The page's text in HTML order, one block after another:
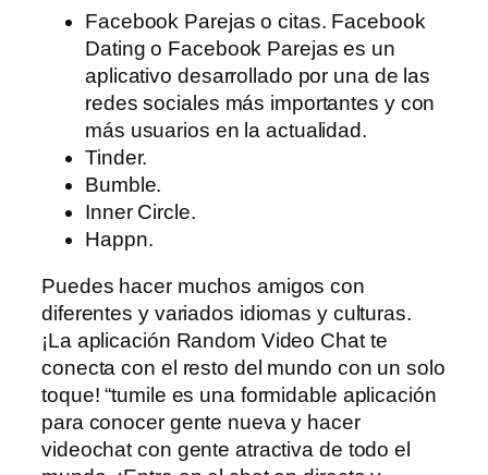
Facebook Parejas o citas. Facebook
Dating o Facebook Parejas es un
aplicativo desarrollado por una de las
redes sociales más importantes y con
más usuarios en la actualidad.
Tinder.
Bumble.
Inner Circle.
Happn.
Puedes hacer muchos amigos con
diferentes y variados idiomas y culturas.
¡La aplicación Random Video Chat te
conecta con el resto del mundo con un solo
toque! “tumile es una formidable aplicación
para conocer gente nueva y hacer
videochat con gente atractiva de todo el